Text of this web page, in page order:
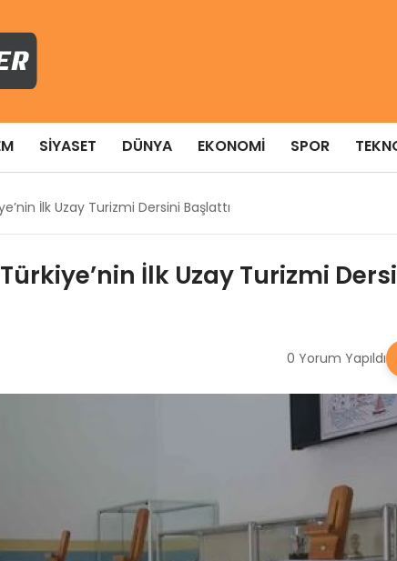
SIYASET DÜNYA EKONOMI SPOR
İlk Uzay Turizmi Dersini Başlattı
İlk Uzay Turizmi
0 Yorum Yapıldı